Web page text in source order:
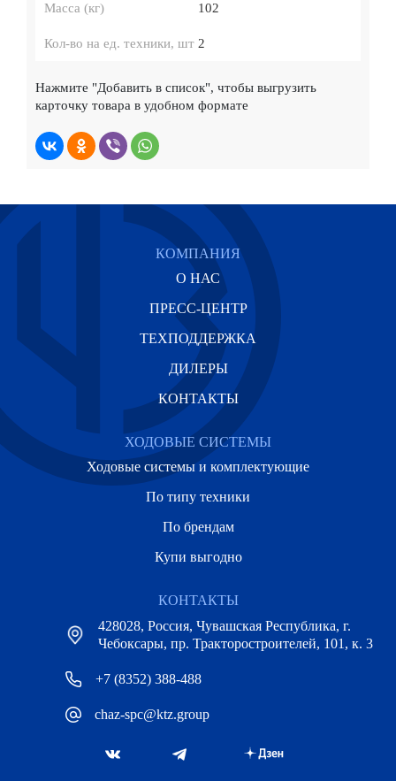
Масса (кг) 102
Кол-во на ед. техники, шт 2
Нажмите "Добавить в список", чтобы выгрузить
карточку товара в удобном формате
КОМПАНИЯ
О НАС
ПРЕСС-ЦЕНТР
ТЕХПОДДЕРЖКА
ДИЛЕРЫ
КОНТАКТЫ
ХОДОВЫЕ СИСТЕМЫ
Ходовые системы и комплектующие
По типу техники
По брендам
Купи выгодно
КОНТАКТЫ
428028, Россия, Чувашская Республика, г.
Чебоксары, пр. Тракторостроителей, 101, к. 3
+7 (8352) 388-488
chaz-spc@ktz.group